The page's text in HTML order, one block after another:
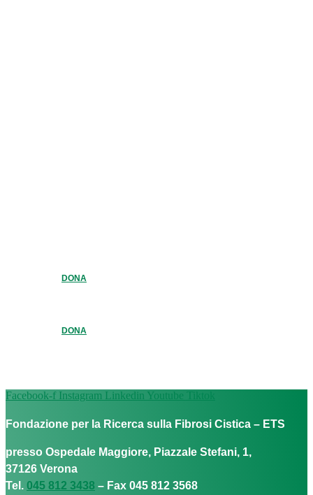
DONA
DONA
Facebook-f Instagram Linkedin Youtube Tiktok
Fondazione per la Ricerca sulla Fibrosi Cistica – ETS
presso Ospedale Maggiore, Piazzale Stefani, 1,
37126 Verona
Tel. 045 812 3438 – Fax 045 812 3568